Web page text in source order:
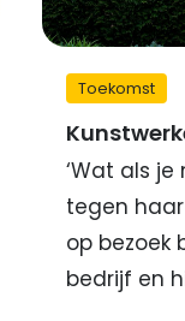
Toekomst
‘Wat als je
tegen
op bezoek
bedrijf en